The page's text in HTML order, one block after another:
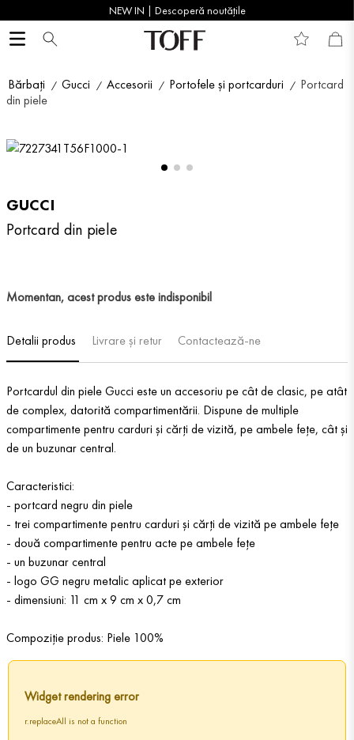
NEW IN | Descoperă noutățile
Bărbați Gucci Accesorii Portofele și portcarduri
Portcard
din piele
GUCCI
Portcard din piele
Momentan, acest produs este indisponibil
Detalii produs Livrare și retur Contactează-ne
Portcardul din piele Gucci este un accesoriu pe cât de clasic, pe atât
de complex, datorită compartimentării. Dispune de multiple
compartimente pentru carduri și cărți de vizită, pe ambele fețe, cât și
de un buzunar central.
Caracteristici:
- portcard negru din piele
- trei compartimente pentru carduri și cărți de vizită pe ambele fețe
- două compartimente pentru acte pe ambele fețe
- un buzunar central
- logo GG negru metalic aplicat pe exterior
- dimensiuni: 11 cm x 9 cm x 0,7 cm
Compoziție produs: Piele 100%
Widget rendering error
r.replaceAll is not a function